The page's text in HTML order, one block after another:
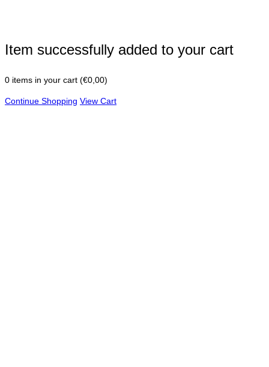
Item successfully added to your cart
0 items in your cart (€0,00)
Continue Shopping View Cart